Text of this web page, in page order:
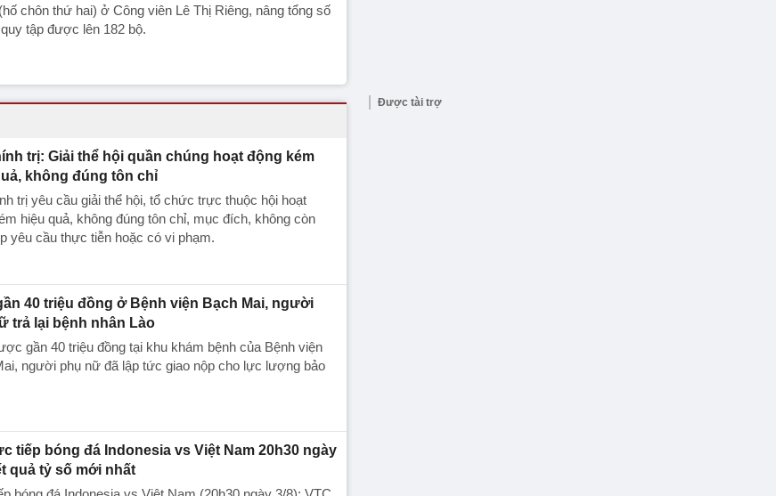
chôn thứ hai) ở Công viên Lê Thị Riêng, nâng tổng số
tập được lên 182 bộ.
trị: Giải thể hội quần chúng hoạt động kém
không đúng tôn chỉ
trị yêu cầu giải thể hội, tổ chức trực thuộc hội hoạt
hiệu quả, không đúng tôn chỉ, mục đích, không còn
yêu cầu thực tiễn hoặc có vi phạm.
40 triệu đồng ở Bệnh viện Bạch Mai, người
trả lại bệnh nhân Lào
gần 40 triệu đồng tại khu khám bệnh của Bệnh viện
người phụ nữ đã lập tức giao nộp cho lực lượng bảo
tiếp bóng đá Indonesia vs Việt Nam 20h30 ngày
quả tỷ số mới nhất
Được tài trợ